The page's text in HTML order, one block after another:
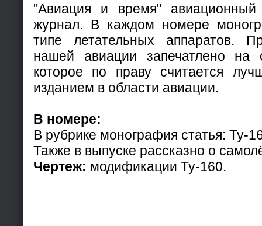
"Авиация и время" авиационный
журнал. В каждом номере
типе летательных аппаратов.
нашей авиации запечатлено на
которое по праву считается
изданием в области авиации.
В номере:
В рубрике монография статья: Ту-
Также в выпуске рассказно о
Чертеж: модификации Ту-160.